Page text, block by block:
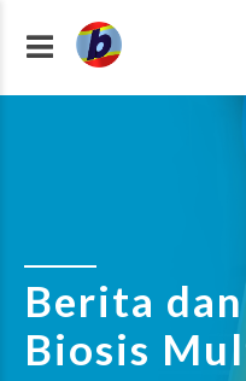
Berita
Biosis